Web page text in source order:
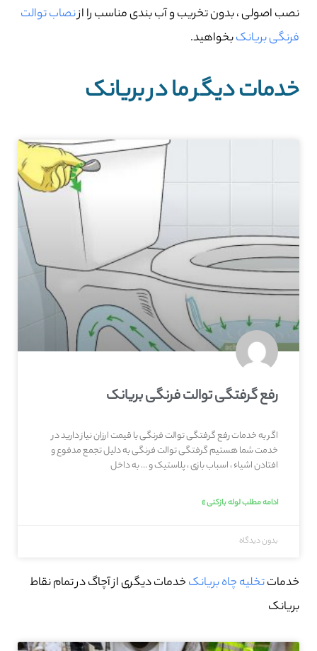
نصب اصولی ، بدون تخریب و آب بندی مناسب را ازنصاب توالت
فرنگی بریانکبخواهید.
خدمات دیگر ما در بریانک
رفع گرفتگی توالت فرنگی بریانک
اگر به خدمات رفع گرفتگی توالت فرنگی با قیمت ارزان نیاز دارید در
خدمت شما هستیم گرفتگی توالت فرنگی به دلیل تجمع مدفوع و
افتادن اشیاء ، اسباب بازی ، پلاستیک و … به داخل
ادامه مطلب لوله بازکنی »
بدون دیدگاه
خدماتتخلیه چاه بریانکخدمات دیگری از آچاگ در تمام نقاط
بریانک